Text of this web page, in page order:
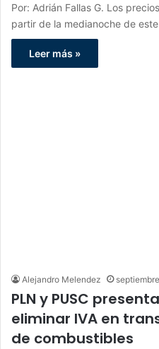
Por: Adrián Fallas G. Los
partir de la medianoche de
Leer más »
Alejandro Melendez
PLN y PUSC
eliminar IVA en
de combustibles